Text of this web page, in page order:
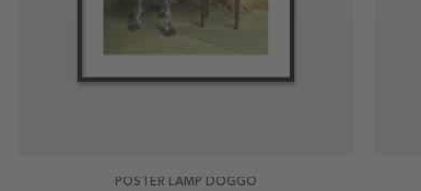
POSTER LAMP DOGGO